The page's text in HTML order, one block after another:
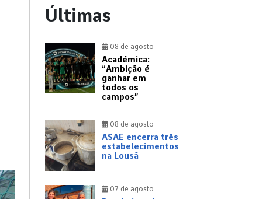
Últimas
08 de agosto
Académica:
“Ambição é
ganhar em
todos os
campos”
08 de agosto
ASAE encerra três
estabelecimentos
na Lousã
07 de agosto